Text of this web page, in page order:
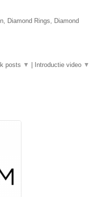
Diamond Rings, Diamond
posts ▼ Introductie video ▼